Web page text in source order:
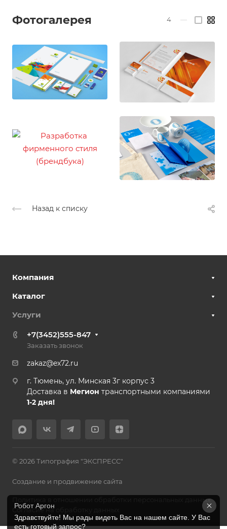
Фотогалерея 4 —
Назад к списку
Компания
Каталог
Услуги
+7(3452)555-847
Заказать звонок
zakaz@ex72.ru
г. Тюмень, ул. Минская 3г корпус 3
Доставка в Мегион транспортными компаниями
1-2 дня!
© 2026 Типография "ЭКСПРЕСС"
Создание и продвижение сайта
Политика в отношении обработки персональных данных
Согласие на обработку данных
Робот Аргон
Здравствуйте! Мы рады видеть Вас на нашем сайте. У Вас
есть готовый запрос?